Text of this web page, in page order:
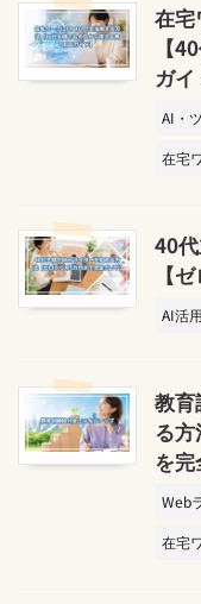
在
【
ガイ
AI・
在宅
40
【
AI活
教育
る
を完
Web
在宅